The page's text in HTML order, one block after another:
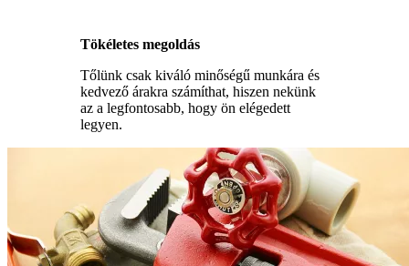
Tökéletes megoldás
Tőlünk csak kiváló minőségű munkára és
kedvező árakra számíthat, hiszen nekünk
az a legfontosabb, hogy ön elégedett
legyen.